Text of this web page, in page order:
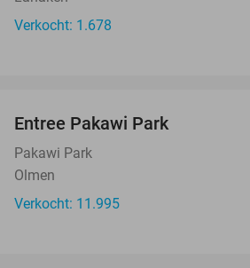
Verkocht: 1.678
Entree Pakawi Park
Pakawi Park
Olmen
Verkocht: 11.995